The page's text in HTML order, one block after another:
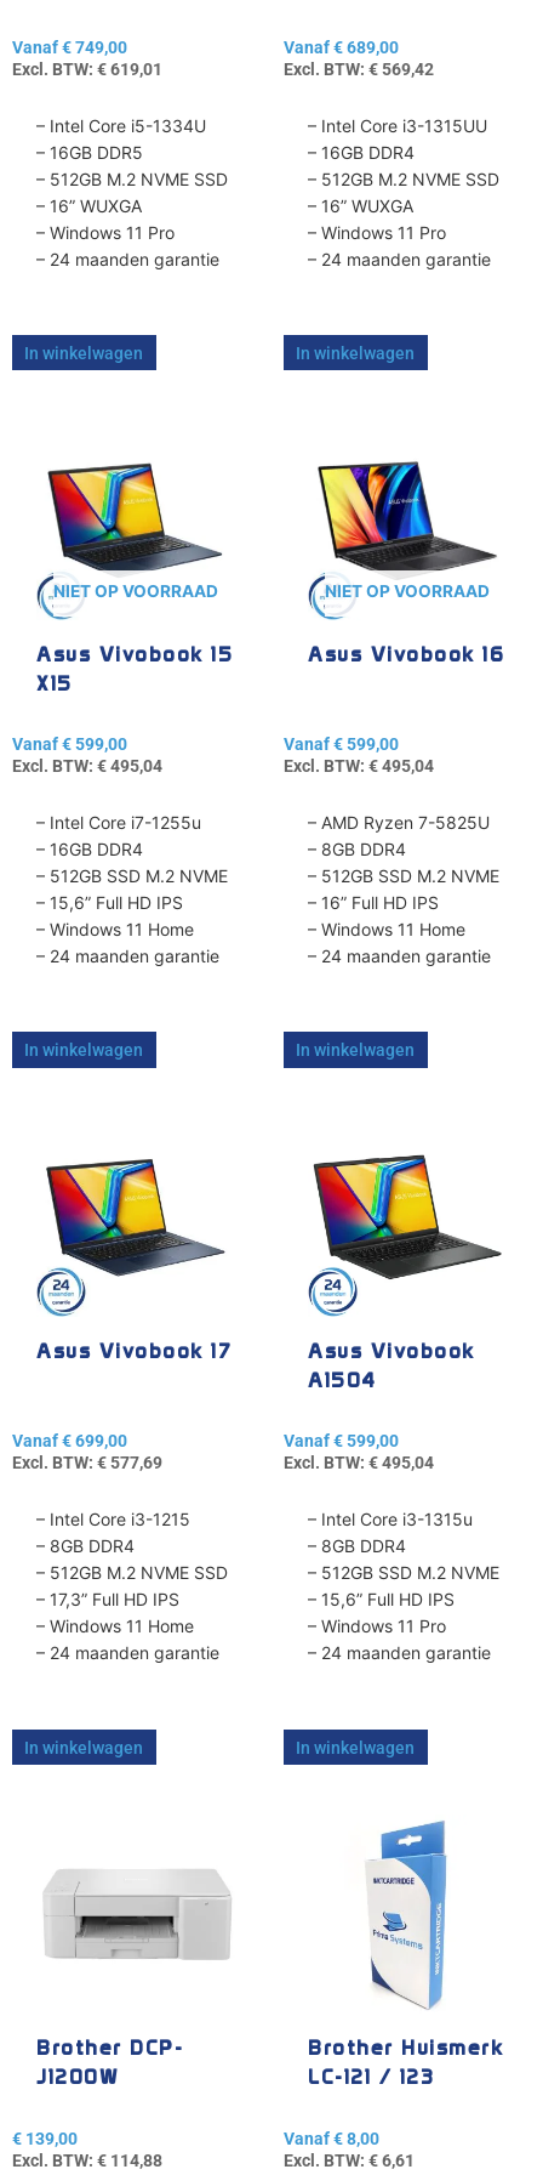
Vanaf€749,00
Excl. BTW: €619,01
– Intel Core i5-1334U
– 16GB DDR5
– 512GB M.2 NVME SSD
– 16” WUXGA
– Windows 11 Pro
– 24 maanden garantie
In winkelwagen
productpagina
Vanaf€689,00
Excl. BTW: €569,42
– Intel Core i3-1315UU
– 16GB DDR4
– 512GB M.2 NVME SSD
– 16” WUXGA
– Windows 11 Pro
– 24 maanden garantie
In winkelwagen
productpagina
NIET OP VOORRAAD
Asus Vivobook 15
X15
Vanaf€599,00
Excl. BTW: €495,04
– Intel Core i7-1255u
– 16GB DDR4
– 512GB SSD M.2 NVME
– 15,6” Full HD IPS
– Windows 11 Home
– 24 maanden garantie
In winkelwagen
heeft
meerdere
variaties.
optie
worden
productpagina
NIET OP VOORRAAD
Asus Vivobook 16
Vanaf€599,00
Excl. BTW: €495,04
– AMD Ryzen 7-5825U
– 8GB DDR4
– 512GB SSD M.2 NVME
– 16” Full HD IPS
– Windows 11 Home
– 24 maanden garantie
In winkelwagen
heeft
meerdere
variaties.
optie
worden
productpagina
Asus Vivobook 17
Vanaf€699,00
Excl. BTW: €577,69
– Intel Core i3-1215
– 8GB DDR4
– 512GB M.2 NVME SSD
– 17,3” Full HD IPS
– Windows 11 Home
– 24 maanden garantie
In winkelwagen
heeft
meerdere
variaties.
optie
worden
productpagina
Asus Vivobook
A1504
Vanaf€599,00
Excl. BTW: €495,04
– Intel Core i3-1315u
– 8GB DDR4
– 512GB SSD M.2 NVME
– 15,6” Full HD IPS
– Windows 11 Pro
– 24 maanden garantie
In winkelwagen
heeft
meerdere
variaties.
optie
worden
productpagina
Brother DCP-
J1200W
€ 139,00
Excl. BTW: € 114,88
Brother Huismerk
LC-121 / 123
Vanaf€8,00
Excl. BTW: €6,61
gekozen
worden
productpagina